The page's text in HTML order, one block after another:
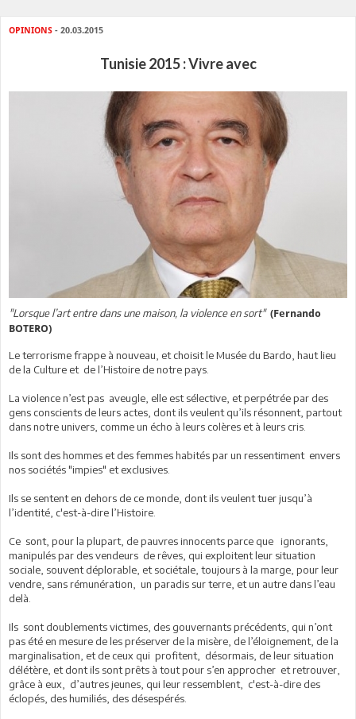
OPINIONS - 20.03.2015
Tunisie 2015 : Vivre avec
"Lorsque l’art entre dans une maison, la violence en sort" (Fernando
BOTERO)
Le terrorisme frappe à nouveau, et choisit le Musée du Bardo, haut lieu
de la Culture et de l’Histoire de notre pays.
La violence n’est pas aveugle, elle est sélective, et perpétrée par des
gens conscients de leurs actes, dont ils veulent qu’ils résonnent, partout
dans notre univers, comme un écho à leurs colères et à leurs cris.
Ils sont des hommes et des femmes habités par un ressentiment envers
nos sociétés "impies" et exclusives.
Ils se sentent en dehors de ce monde, dont ils veulent tuer jusqu’à
l’identité, c'est-à-dire l’Histoire.
Ce sont, pour la plupart, de pauvres innocents parce que ignorants,
manipulés par des vendeurs de rêves, qui exploitent leur situation
sociale, souvent déplorable, et sociétale, toujours à la marge, pour leur
vendre, sans rémunération, un paradis sur terre, et un autre dans l’eau
delà.
Ils sont doublements victimes, des gouvernants précédents, qui n’ont
pas été en mesure de les préserver de la misère, de l’éloignement, de la
marginalisation, et de ceux qui profitent, désormais, de leur situation
délétère, et dont ils sont prêts à tout pour s’en approcher et retrouver,
grâce à eux, d’autres jeunes, qui leur ressemblent, c'est-à-dire des
éclopés, des humiliés, des désespérés.